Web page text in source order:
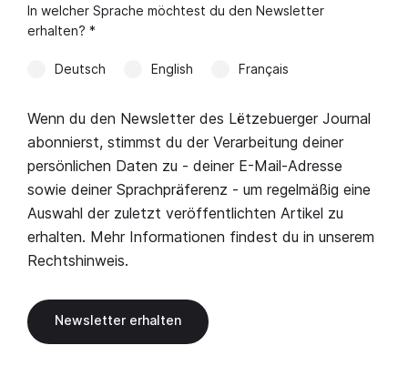
In welcher Sprache möchtest du den Newsletter
erhalten? *
Deutsch English Français
Wenn du den Newsletter des Lëtzebuerger Journal
abonnierst, stimmst du der Verarbeitung deiner
persönlichen Daten zu - deiner E-Mail-Adresse
sowie deiner Sprachpräferenz - um regelmäßig eine
Auswahl der zuletzt veröffentlichten Artikel zu
erhalten. Mehr Informationen findest du in unserem
Rechtshinweis.